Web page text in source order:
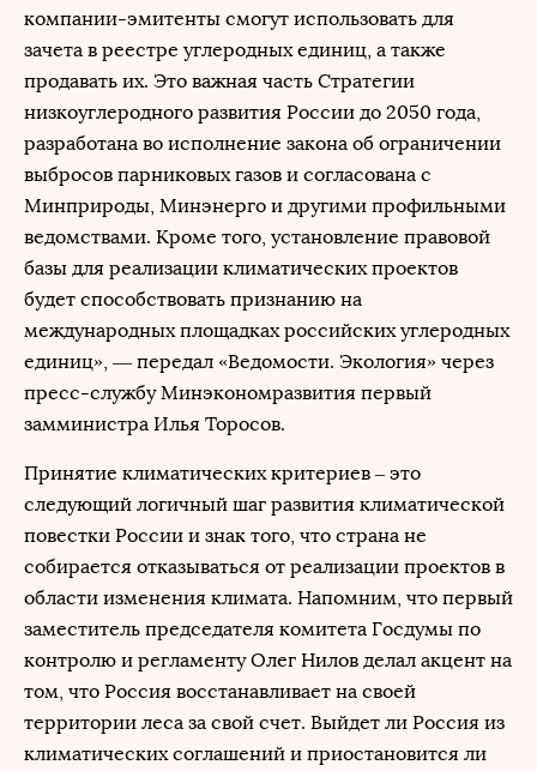
компании-эмитенты смогут использовать для
зачета в реестре углеродных единиц, а также
продавать их. Это важная часть Стратегии
низкоуглеродного развития России до 2050 года,
разработана во исполнение закона об ограничении
выбросов парниковых газов и согласована с
Минприроды, Минэнерго и другими профильными
ведомствами. Кроме того, установление правовой
базы для реализации климатических проектов
будет способствовать признанию на
международных площадках российских углеродных
единиц», — передал «Ведомости. Экология» через
пресс-службу Минэкономразвития первый
замминистра Илья Торосов.
Принятие климатических критериев – это
следующий логичный шаг развития климатической
повестки России и знак того, что страна не
собирается отказываться от реализации проектов в
области изменения климата. Напомним, что первый
заместитель председателя комитета Госдумы по
контролю и регламенту Олег Нилов делал акцент на
том, что Россия восстанавливает на своей
территории леса за свой счет. Выйдет ли Россия из
климатических соглашений и приостановится ли